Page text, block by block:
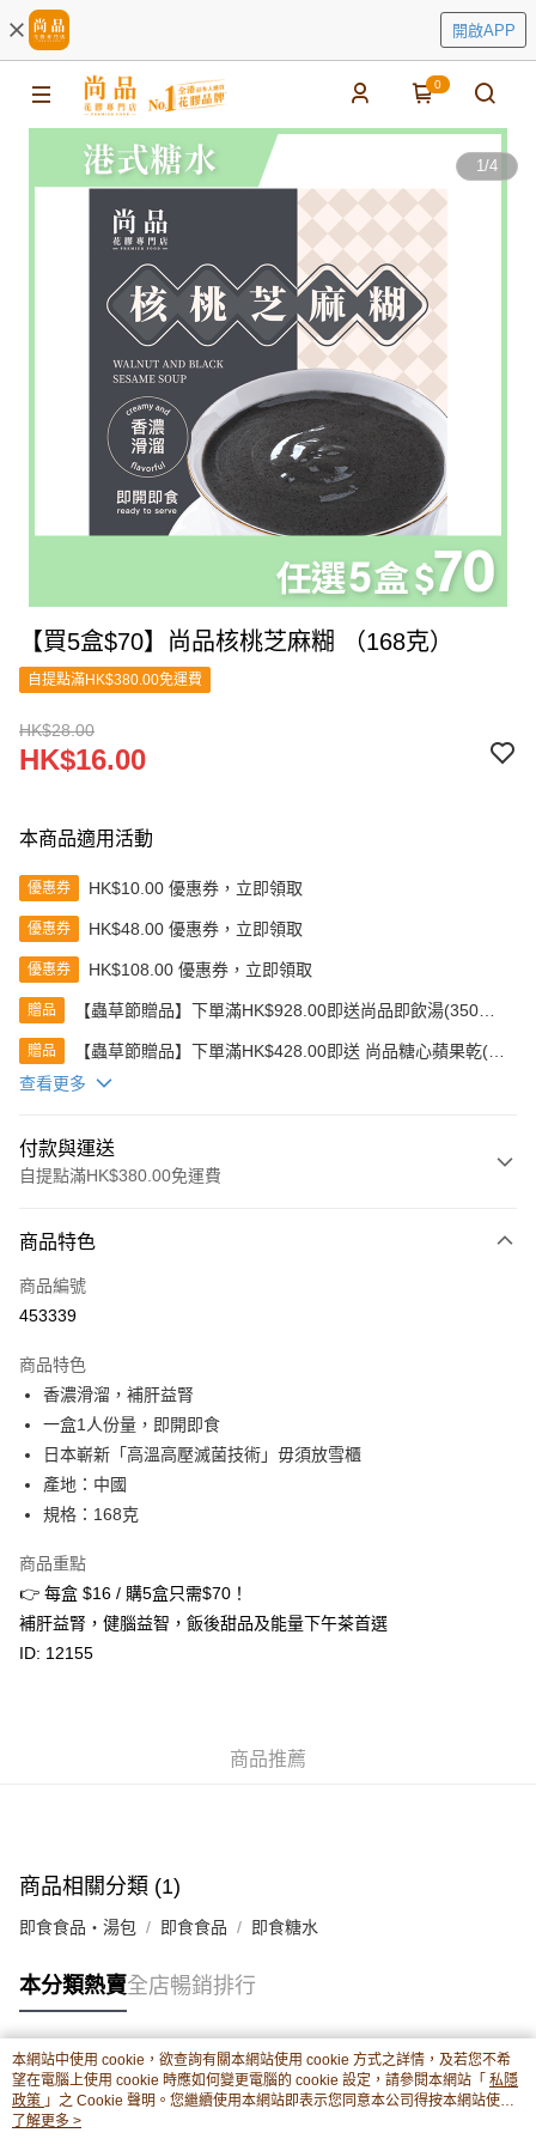
開啟APP
0
1/4
【買5盒$70】尚品核桃芝麻糊 （168克）
自提點滿HK$380.00免運費
HK$28.00
HK$16.00
本商品適用活動
優惠券 HK$10.00 優惠券，立即領取
優惠券 HK$48.00 優惠券，立即領取
優惠券 HK$108.00 優惠券，立即領取
贈品
【蟲草節贈品】下單滿HK$928.00即送尚品即飲湯(350克)
贈品
【蟲草節贈品】下單滿HK$428.00即送 尚品糖心蘋果乾(80
克)
查看更多
付款與運送
自提點滿HK$380.00免運費
信用卡
Apple Pay
AlipayHK
PayMe
WeChat Pay
BoC Pay
其他轉帳方式
相關說明
轉數快識別碼(FPS ID)：4042362 中國銀行戶口：012-875-1-240680-7 匯
豐銀行戶口：652-589300-838 收款人：PREMIER FOOD LTD 請於24小時
送貨方式
每筆HK$80.00，滿HK$380.00或以上免運費
滿$380免運費 - 送貨到家(3-5個工作天內送達)
每筆HK$80.00，滿HK$380.00或以上免運費
商品特色
商品編號
453339
商品特色
香濃滑溜，補肝益腎
一盒1人份量，即開即食
日本嶄新「高溫高壓滅菌技術」毋須放雪櫃
產地：中國
規格：168克
商品重點
👉 每盒 $16 / 購5盒只需$70！
補肝益腎，健腦益智，飯後甜品及能量下午茶首選
ID: 12155
商品推薦
商品相關分類 (1)
即食食品・湯包 即食食品 即食糖水
本分類熱賣全店暢銷排行
熱門標籤
熱銷排行
本網站中使用 cookie，欲查詢有關本網站使用 cookie 方式之詳情，及若您不希
望在電腦上使用 cookie 時應如何變更電腦的 cookie 設定，請參閱本網站「 私隱
政策 」之 Cookie 聲明。您繼續使用本網站即表示您同意本公司得按本網站使用
條款之 Cookie 聲明使用 cookie。
了解更多 >